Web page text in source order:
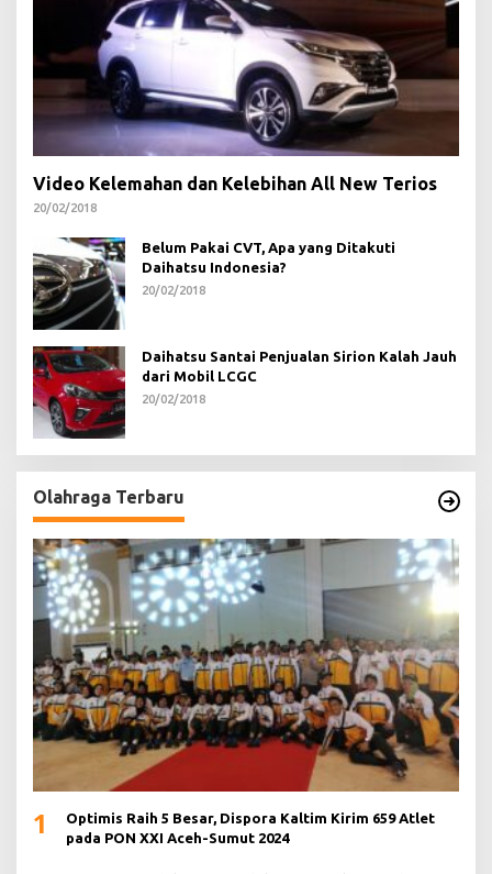
Video Kelemahan dan Kelebihan All New Terios
20/02/2018
Belum Pakai CVT, Apa yang Ditakuti
Daihatsu Indonesia?
20/02/2018
Daihatsu Santai Penjualan Sirion Kalah Jauh
dari Mobil LCGC
20/02/2018
Olahraga Terbaru
1
Optimis Raih 5 Besar, Dispora Kaltim Kirim 659 Atlet
pada PON XXI Aceh-Sumut 2024